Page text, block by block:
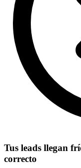
Tus leads llegan
correcto